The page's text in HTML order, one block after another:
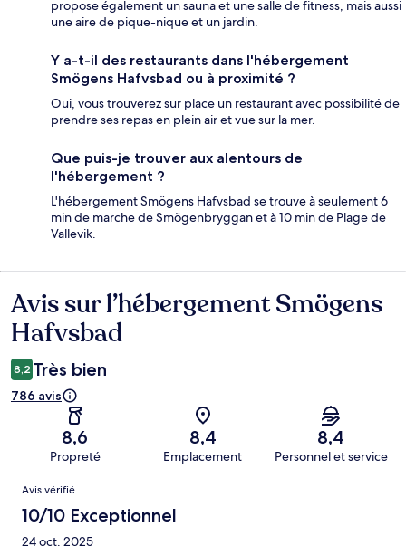
propose également un sauna et une salle de fitness, mais aussi
une aire de pique-nique et un jardin.
Y a-t-il des restaurants dans l'hébergement
Smögens Hafvsbad ou à proximité ?
Oui, vous trouverez sur place un restaurant avec possibilité de
prendre ses repas en plein air et vue sur la mer.
Que puis-je trouver aux alentours de
l'hébergement ?
L'hébergement Smögens Hafvsbad se trouve à seulement 6
min de marche de Smögenbryggan et à 10 min de Plage de
Vallevik.
Avis
Avis sur l’hébergement Smögens
Hafvsbad
8,2 Très bien
786 avis
8,6
Propreté
8,4
Emplacement
8,4
Personnel et service
Avis
Avis vérifié
10/10 Exceptionnel
24 oct. 2025